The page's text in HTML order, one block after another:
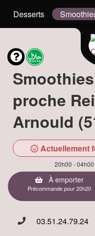
Desserts
proche
Arnould
Actuellement
20h00 - 04h00
À emporter
Précommande pour 20h20
03.51.24.79.24